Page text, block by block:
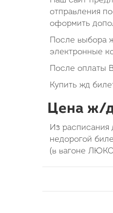
отправления
оформить
После выбора
электронные
После оплаты
Купить жд
Цена ж/
Из
недорогой
(в вагоне